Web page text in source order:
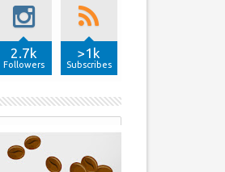
2.7k
Followers
>1k
Subscribes